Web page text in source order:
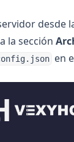
desde
la sección
en